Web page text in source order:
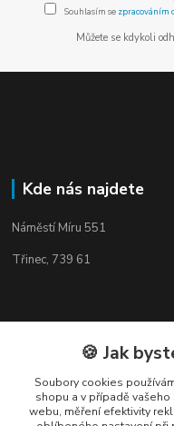
Souhlasím se zpracováním
Můžete se kdykoli
Kde nás najdete
Náměstí Míru 551
Třinec, 739 61
Kontakty🍪 Jak
Soubory cookies
shopu a v případě
webu, měření efektivity